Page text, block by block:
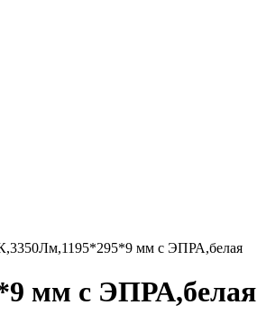
мм с ЭПРА,белая
мм с ЭПРА,белая